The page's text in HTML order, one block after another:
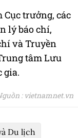
Cục trưởng, các
lý báo chí,
và Truyền
tâm Lưu
gia.
: vietnamnet.vn
Du lịch